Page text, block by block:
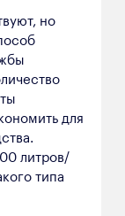
но
для
литров/
типа